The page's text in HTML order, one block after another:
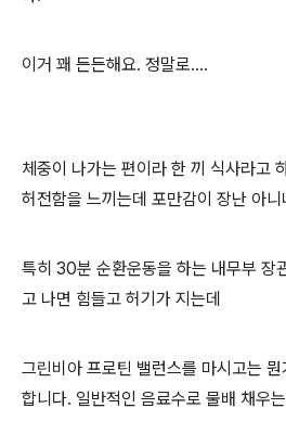
이거 꽤 든든해요. 정말로....
체중이 나가는 편이라 한 끼 식사라고
허전함을 느끼는데 포만감이 장난 아니
특히 30분 순환운동을 하는 내무부 장
고 나면 힘들고 허기가 지는데
그린비아 프로틴 밸런스를 마시고는
합니다. 일반적인 음료수로 물배 채우